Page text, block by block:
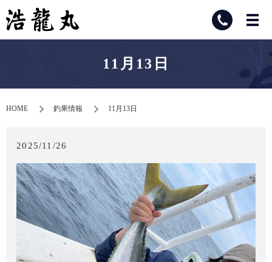
11月13日
HOME 釣果情報 11月13日
2025/11/26